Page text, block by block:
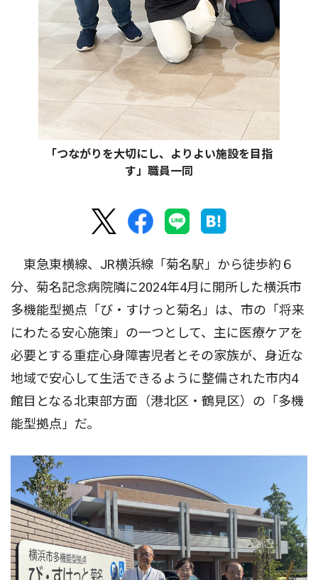
「つながりを大切にし、よりよい施設を目指
す」職員一同
東急東横線、JR横浜線「菊名駅」から徒歩約６
分、菊名記念病院隣に2024年4月に開所した横浜市
多機能型拠点「び・すけっと菊名」は、市の「将来
にわたる安心施策」の一つとして、主に医療ケアを
必要とする重症心身障害児者とその家族が、身近な
地域で安心して生活できるように整備された市内4
館目となる北東部方面（港北区・鶴見区）の「多機
能型拠点」だ。